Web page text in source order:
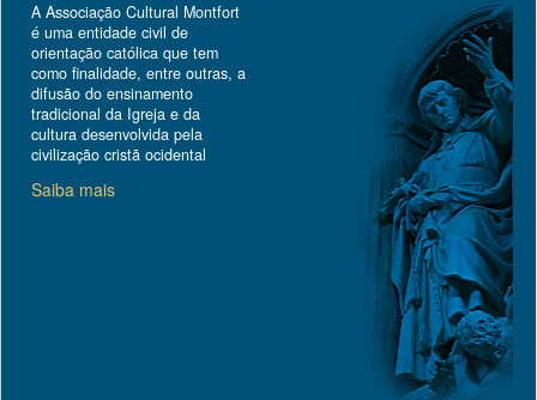
A Associação Cultural Montfort
é uma entidade civil de
orientação católica que tem
como finalidade, entre outras, a
difusão do ensinamento
tradicional da Igreja e da
cultura desenvolvida pela
civilização cristã ocidental
Saiba mais